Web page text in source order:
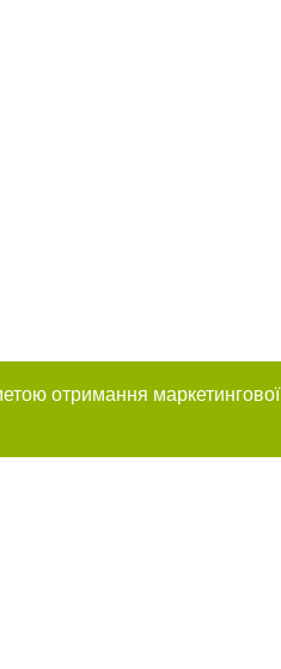
отримання маркетингової